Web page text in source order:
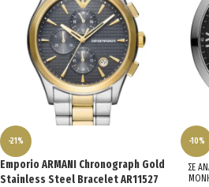
-21%
Emporio ARMANI Chronograph Gold
Stainless Steel Bracelet AR11527
-10%
ΣΕ